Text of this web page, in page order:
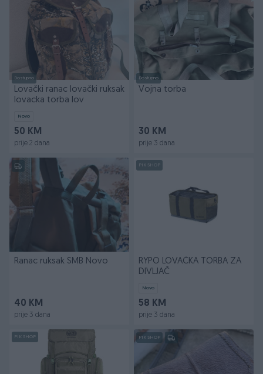
Dostupno
Lovački ranac lovački ruksak
lovacka torba lov
Novo
50 KM
prije 2 dana
Dostupno
Vojna torba
30 KM
prije 3 dana
Ranac ruksak SMB Novo
40 KM
prije 3 dana
PIK SHOP
RYPO LOVAČKA TORBA ZA
DIVLJAČ
Novo
58 KM
prije 3 dana
PIK SHOP PIK SHOP